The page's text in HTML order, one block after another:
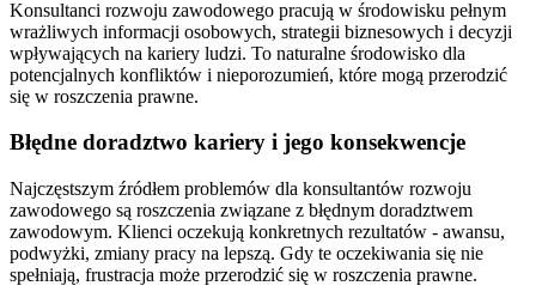
Konsultanci rozwoju zawodowego pracują w środowisku pełnym
wrażliwych informacji osobowych, strategii biznesowych i decyzji
wpływających na kariery ludzi. To naturalne środowisko dla
potencjalnych konfliktów i nieporozumień, które mogą przerodzić
się w roszczenia prawne.
Błędne doradztwo kariery i jego konsekwencje
Najczęstszym źródłem problemów dla konsultantów rozwoju
zawodowego są roszczenia związane z błędnym doradztwem
zawodowym. Klienci oczekują konkretnych rezultatów - awansu,
podwyżki, zmiany pracy na lepszą. Gdy te oczekiwania się nie
spełniają, frustracja może przerodzić się w roszczenia prawne.